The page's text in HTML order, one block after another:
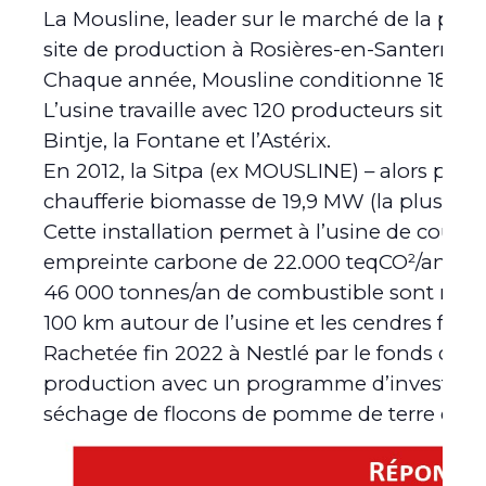
La Mousline, leader sur le marché de la
site de production à Rosières-en-Santerre.
Chaque année, Mousline conditionne 18
L’usine travaille avec 120 producteurs
Bintje, la Fontane et l’Astérix.
En 2012, la Sitpa (ex MOUSLINE) – alors
chaufferie biomasse de 19,9 MW (la plus
Cette installation permet à l’usine de
empreinte carbone de 22.000 teqCO²/an.
46 000 tonnes/an de combustible sont
100 km autour de l’usine et les cendres
Rachetée fin 2022 à Nestlé par le fonds
production avec un programme
séchage de flocons de pomme de terre